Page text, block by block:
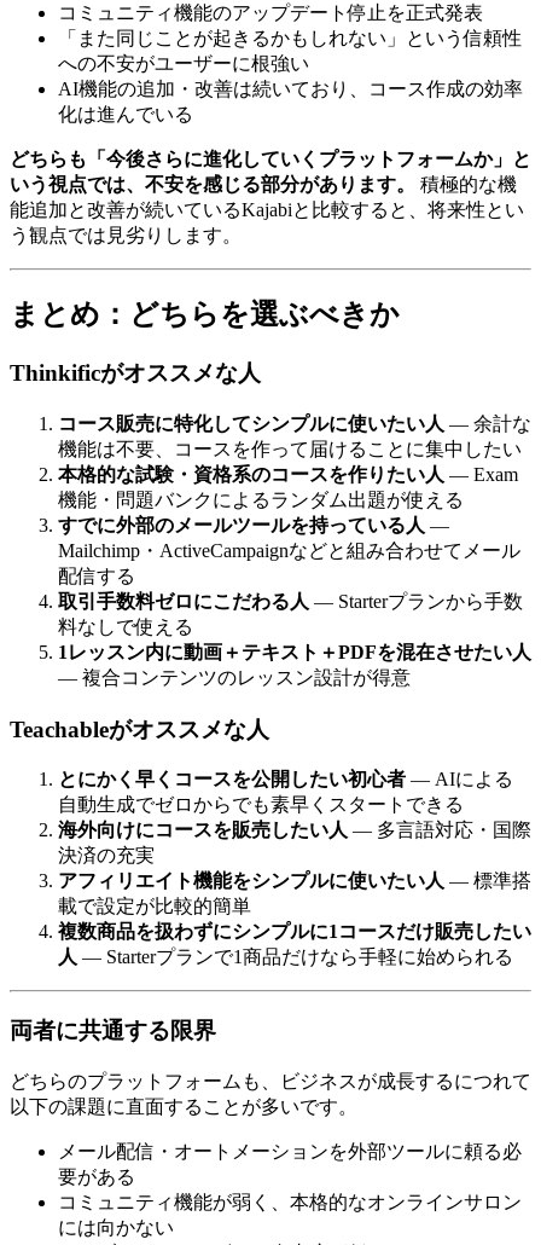
コミュニティ機能のアップデート停止を正式発表
「また同じことが起きるかもしれない」という信頼性
への不安がユーザーに根強い
AI機能の追加・改善は続いており、コース作成の効率
化は進んでいる
どちらも「今後さらに進化していくプラットフォームか」と
いう視点では、不安を感じる部分があります。
積極的な機
能追加と改善が続いているKajabiと比較すると、将来性とい
う観点では見劣りします。
まとめ：どちらを選ぶべきか
Thinkificがオススメな人
コース販売に特化してシンプルに使いたい人 — 余計な
機能は不要、コースを作って届けることに集中したい
本格的な試験・資格系のコースを作りたい人 — Exam
機能・問題バンクによるランダム出題が使える
すでに外部のメールツールを持っている人 —
Mailchimp・ActiveCampaignなどと組み合わせてメール
配信する
取引手数料ゼロにこだわる人 — Starterプランから手数
料なしで使える
1レッスン内に動画＋テキスト＋PDFを混在させたい人
— 複合コンテンツのレッスン設計が得意
Teachableがオススメな人
とにかく早くコースを公開したい初心者 — AIによる
自動生成でゼロからでも素早くスタートできる
海外向けにコースを販売したい人 — 多言語対応・国際
決済の充実
アフィリエイト機能をシンプルに使いたい人 — 標準搭
載で設定が比較的簡単
複数商品を扱わずにシンプルに1コースだけ販売したい
人 — Starterプランで1商品だけなら手軽に始められる
両者に共通する限界
どちらのプラットフォームも、ビジネスが成長するにつれて
以下の課題に直面することが多いです。
メール配信・オートメーションを外部ツールに頼る必
要がある
コミュニティ機能が弱く、本格的なオンラインサロン
には向かない